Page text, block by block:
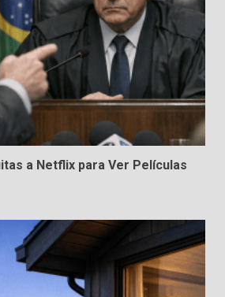
a Netflix para Ver Películas